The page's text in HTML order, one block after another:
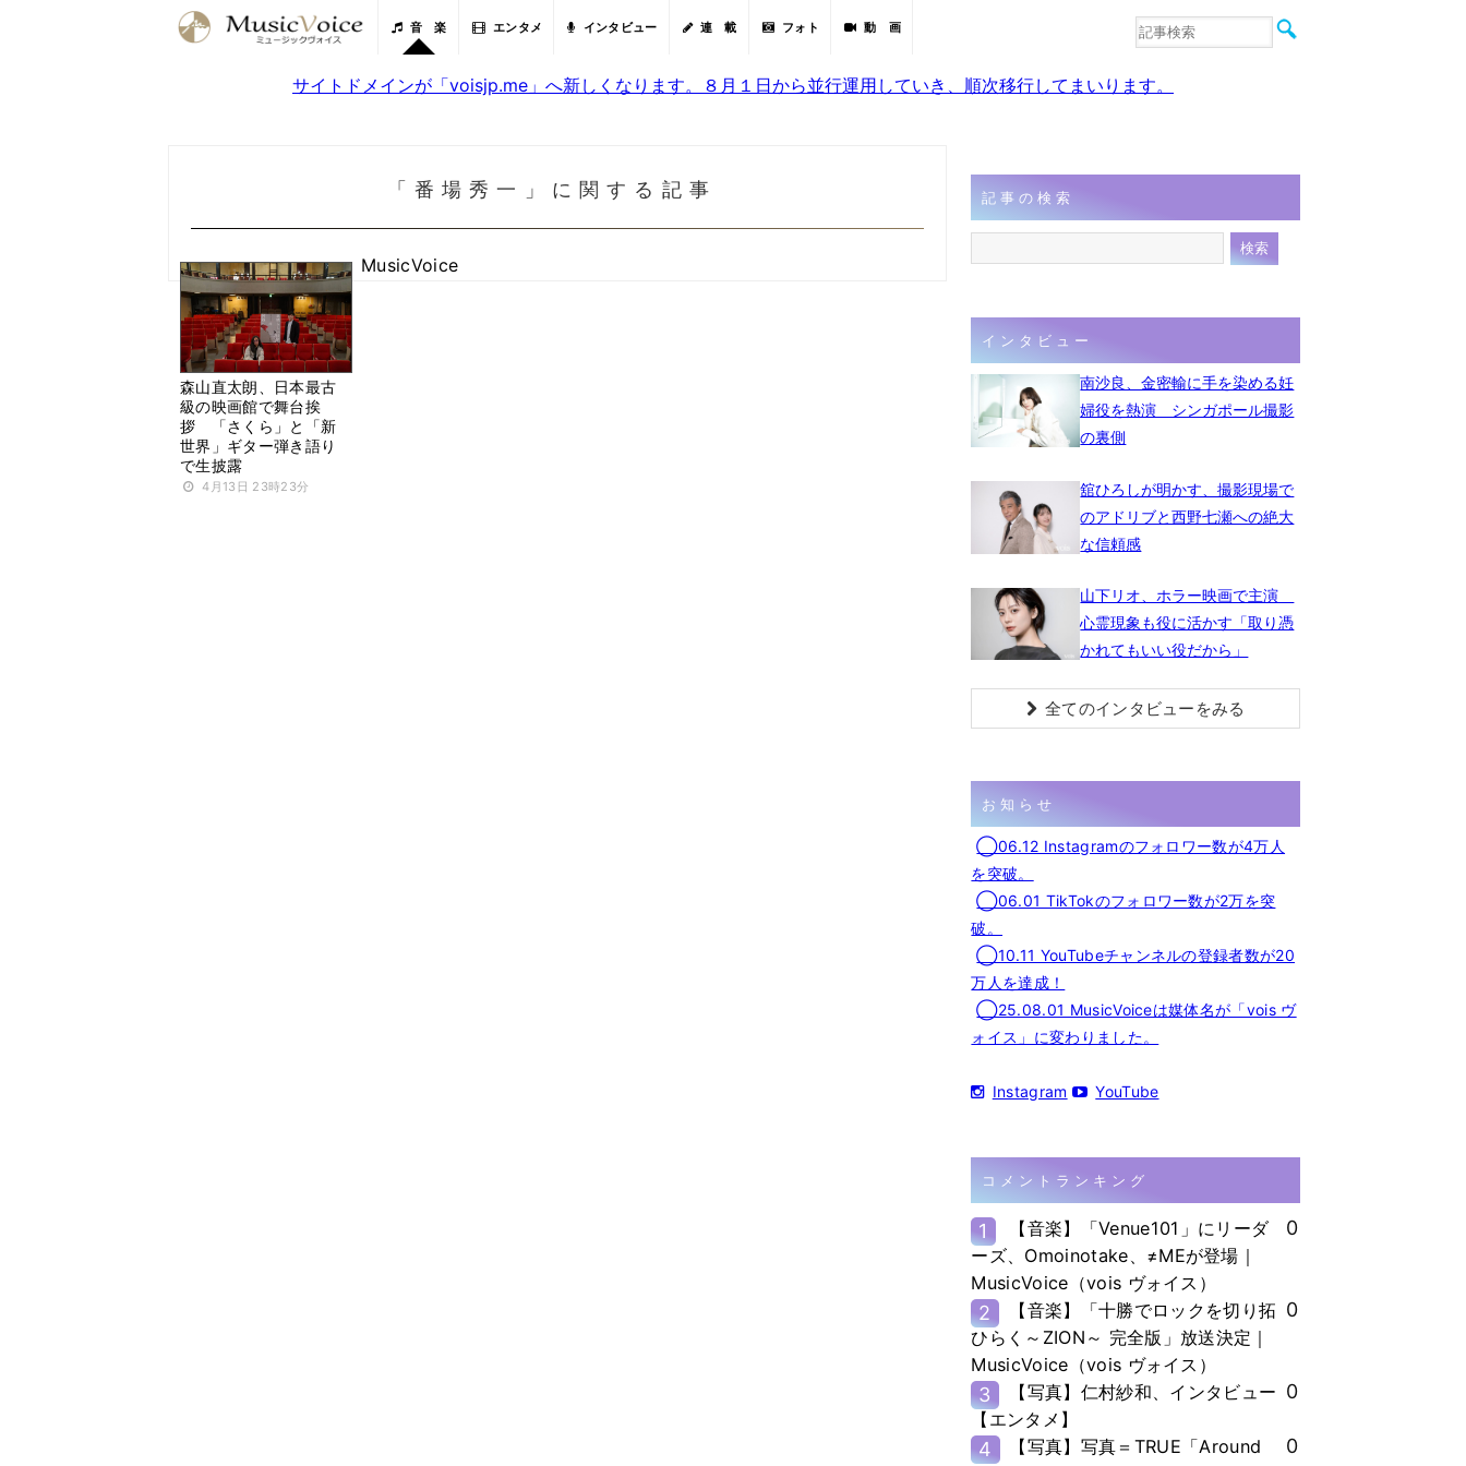
音 楽 エンタメ インタビュー 連 載 フォト 動 画
音楽
サイトドメインが「voisjp.me」へ新しくなります。８月１日から並行運用していき、順次移行してまいります。
「番場秀一」に関する記事
森山直太朗、日本最古
級の映画館で舞台挨
拶 「さくら」と「新
世界」ギター弾き語り
で生披露
4月13日 23時23分
MusicVoice
記事の検索
インタビュー
南沙良、金密輸に手を染める妊
婦役を熱演 シンガポール撮影
の裏側
舘ひろしが明かす、撮影現場で
のアドリブと西野七瀬への絶大
な信頼感
山下リオ、ホラー映画で主演
心霊現象も役に活かす「取り憑
かれてもいい役だから」
全てのインタビューをみる
お知らせ
◯06.12 Instagramのフォロワー数が4万人
を突破。
◯06.01 TikTokのフォロワー数が2万を突
破。
◯10.11 YouTubeチャンネルの登録者数が20
万人を達成！
◯25.08.01 MusicVoiceは媒体名が「vois ヴ
ォイス」に変わりました。
Instagram YouTube
コメントランキング
1
【音楽】「Venue101」にリーダ
ーズ、Omoinotake、≠MEが登場｜
MusicVoice（vois ヴォイス）
0
2
【音楽】「十勝でロックを切り拓
ひらく～ZION～ 完全版」放送決定｜
MusicVoice（vois ヴォイス）
0
3
【写真】仁村紗和、インタビュー
【エンタメ】
0
4
【写真】写真＝TRUE「Around
0